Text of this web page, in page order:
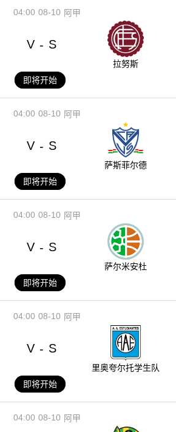
08-10
04:00 阿甲
V - S
拉努斯
即将开始
08-10
04:00 阿甲
V - S
萨斯菲尔德
即将开始
08-10
04:00 阿甲
V - S
萨尔米安杜
即将开始
08-10
04:00 阿甲
V - S
里奥夸尔托学生队
即将开始
08-10
04:00 阿甲